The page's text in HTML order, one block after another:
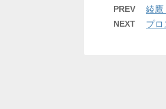
PREV 綾鷹
NEXT プロ